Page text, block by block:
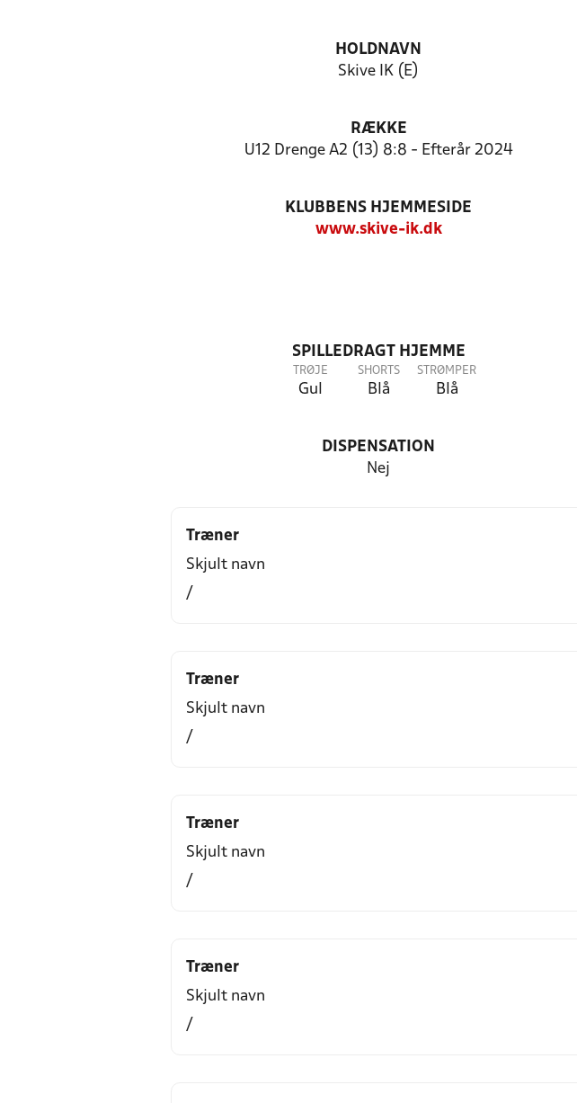
HOLDNAVN
Skive IK (E)
RÆKKE
U12 Drenge A2 (13) 8:8 - Efterår 2024
KLUBBENS HJEMMESIDE
www.skive-ik.dk
SPILLEDRAGT HJEMME
TRØJE
Gul
SHORTS
Blå
STRØMPER
Blå
DISPENSATION
Nej
Træner
Skjult navn
/
Træner
Skjult navn
/
Træner
Skjult navn
/
Træner
Skjult navn
/